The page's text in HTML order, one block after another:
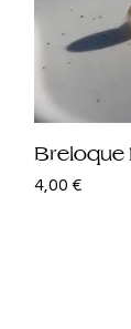
Breloque
Prix
4,00 €